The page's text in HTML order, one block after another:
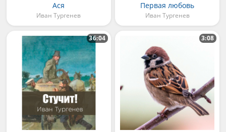
Ася
Иван Тургенев
Первая любовь
Иван Тургенев
36:04 3:08